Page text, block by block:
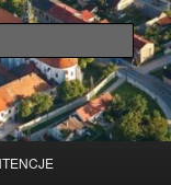
odrzuć